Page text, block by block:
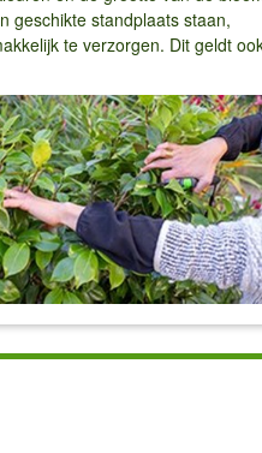
geschikte standplaats staan,
te verzorgen. Dit geldt